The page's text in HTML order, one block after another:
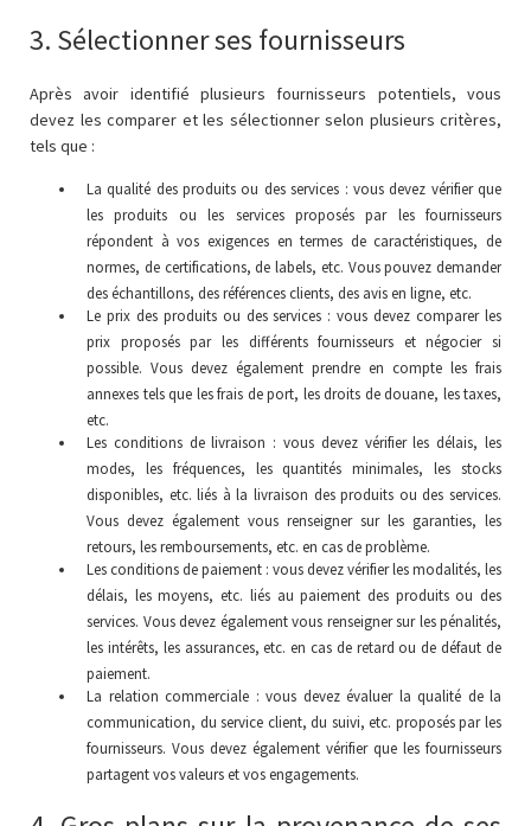
3. Sélectionner ses fournisseurs
Après avoir identifié plusieurs fournisseurs potentiels, vous
devez les comparer et les sélectionner selon plusieurs critères,
tels que :
La qualité des produits ou des services : vous devez vérifier que
les produits ou les services proposés par les fournisseurs
répondent à vos exigences en termes de caractéristiques, de
normes, de certifications, de labels, etc. Vous pouvez demander
des échantillons, des références clients, des avis en ligne, etc.
Le prix des produits ou des services : vous devez comparer les
prix proposés par les différents fournisseurs et négocier si
possible. Vous devez également prendre en compte les frais
annexes tels que les frais de port, les droits de douane, les taxes,
etc.
Les conditions de livraison : vous devez vérifier les délais, les
modes, les fréquences, les quantités minimales, les stocks
disponibles, etc. liés à la livraison des produits ou des services.
Vous devez également vous renseigner sur les garanties, les
retours, les remboursements, etc. en cas de problème.
Les conditions de paiement : vous devez vérifier les modalités, les
délais, les moyens, etc. liés au paiement des produits ou des
services. Vous devez également vous renseigner sur les pénalités,
les intérêts, les assurances, etc. en cas de retard ou de défaut de
paiement.
La relation commerciale : vous devez évaluer la qualité de la
communication, du service client, du suivi, etc. proposés par les
fournisseurs. Vous devez également vérifier que les fournisseurs
partagent vos valeurs et vos engagements.